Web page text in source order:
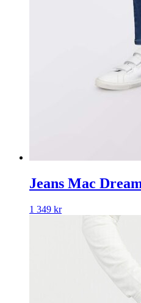
Jeans Mac
1 349 kr